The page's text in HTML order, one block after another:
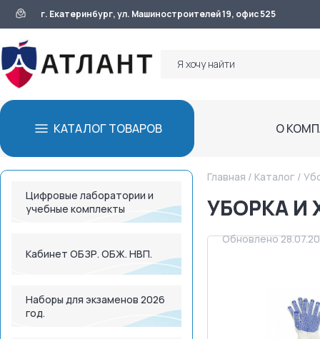
г. Екатеринбург, ул. Машиностроителей 19, офис 525
КАТАЛОГ ТОВАРОВ О
Цифровые лаборатории и
учебные комплекты
Кабинет ОБЗР. ОБЖ. НВП.
Наборы для экзаменов 2026
год.
Главная / Каталог /
УБОРКА И
Обновлено